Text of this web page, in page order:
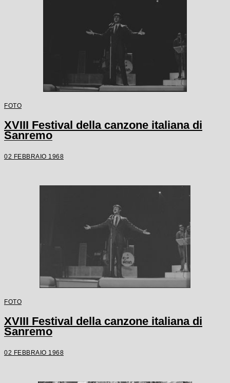
FOTO
XVIII Festival della canzone italiana di
Sanremo
02 FEBBRAIO 1968
FOTO
XVIII Festival della canzone italiana di
Sanremo
02 FEBBRAIO 1968